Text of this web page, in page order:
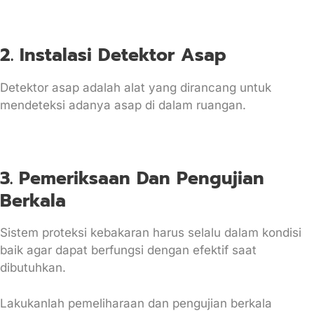
2. Instalasi Detektor Asap
Detektor asap adalah alat yang dirancang untuk
mendeteksi adanya asap di dalam ruangan.
3. Pemeriksaan Dan Pengujian
Berkala
Sistem proteksi kebakaran harus selalu dalam kondisi
baik agar dapat berfungsi dengan efektif saat
dibutuhkan.
Lakukanlah pemeliharaan dan pengujian berkala